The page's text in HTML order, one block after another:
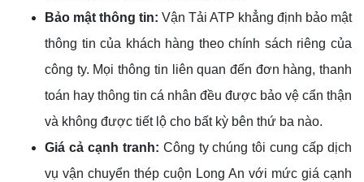
Bảo mật thông tin: Vận Tải ATP khẳng định bảo mật
thông tin của khách hàng theo chính sách riêng của
công ty. Mọi thông tin liên quan đến đơn hàng, thanh
toán hay thông tin cá nhân đều được bảo vệ cẩn thận
và không được tiết lộ cho bất kỳ bên thứ ba nào.
Giá cả cạnh tranh: Công ty chúng tôi cung cấp dịch
vụ vận chuyển thép cuộn Long An với mức giá cạnh